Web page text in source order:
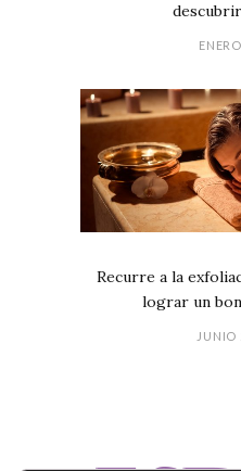
Recurre a la
lograr un
JUNIO